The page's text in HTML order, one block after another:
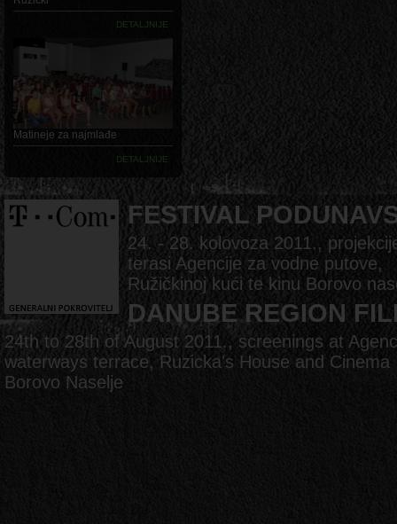
DETALJNIJE
Matineje za najmlađe
DETALJNIJE
FESTIVAL
24. - 28. kolovoza 2011.,
terasi Agencije za vodne putove,
Ružičkinoj kući te kinu Borovo
DANUBE REGION
24th to 28th of August 2011., screenings at
waterways terrace, Ruzicka's House and Cinema
Borovo Naselje